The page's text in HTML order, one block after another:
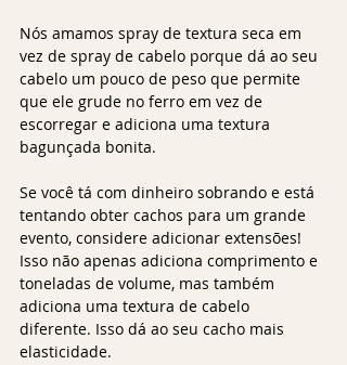
Nós amamos spray de textura seca em
vez de spray de cabelo porque dá ao seu
cabelo um pouco de peso que permite
que ele grude no ferro em vez de
escorregar e adiciona uma textura
bagunçada bonita.
Se você tá com dinheiro sobrando e está
tentando obter cachos para um grande
evento, considere adicionar extensões!
Isso não apenas adiciona comprimento e
toneladas de volume, mas também
adiciona uma textura de cabelo
diferente. Isso dá ao seu cacho mais
elasticidade.